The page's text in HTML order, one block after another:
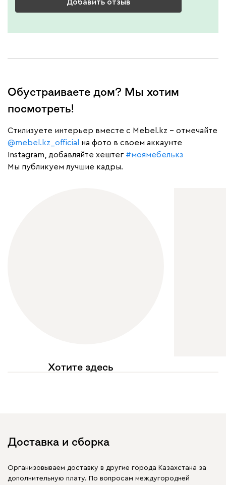
Добавить отзыв
Обустраиваете дом? Мы хотим
посмотреть!
Cтилизуете интерьер вместе с Mebel.kz – отмечайте
@mebel.kz_official
на фото в своем аккаунте
Instagram, добавляйте хештег #моямебелькз
Мы публикуем лучшие кадры.
Хотите здесь
Доставка и сборка
Организовываем доставку в другие города Казахстана за
дополнительную плату. По вопросам междугородней